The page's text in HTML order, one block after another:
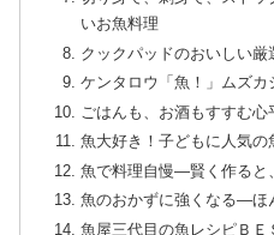
いお魚料理
クックパッドのおいしい厳
ケンタロウ「魚！」ムズカ
ごはんも、お酒もすすむ
魚大好き！子どもに人気の
魚で料理自慢―賢く作ると
魚のおかずに強くなる―ほ
魚屋三代目の魚レシピＢＥ